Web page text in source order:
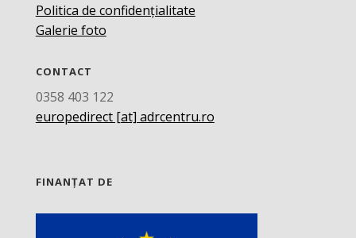
Politica de confidențialitate
Galerie foto
CONTACT
0358 403 122
europedirect [at] adrcentru.ro
FINANȚAT DE